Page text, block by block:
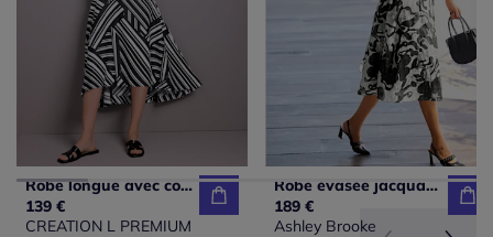
Robe longue avec col montant et manches trois-quarts à motif graphique
139 €
CREATION L PREMIUM
Robe évasée jacquard à encolure ronde et poches latérales
189 €
Ashley Brooke